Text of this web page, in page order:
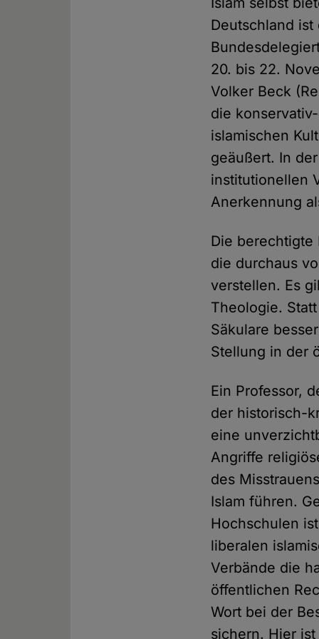
Deutschland
20. bis 22.
Volker Beck
die
islamischen
geäußert. In
institutionellen
Anerkennung
Die
die durchaus
verstellen. Es
Theologie.
Säkulare
Stellung in der
Ein Professor,
der historisch-
eine
Angriffe
des
Islam führen.
Hochschulen
liberalen
Verbände die
öffentlichen
Wort bei der
sichern. Hier